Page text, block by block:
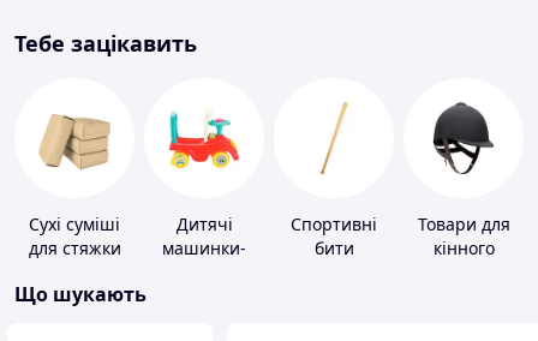
Тебе зацікавить
Сухі суміші
для стяжки
Дитячі
машинки-
Спортивні
бити
Товари для
кінного
Що шукають